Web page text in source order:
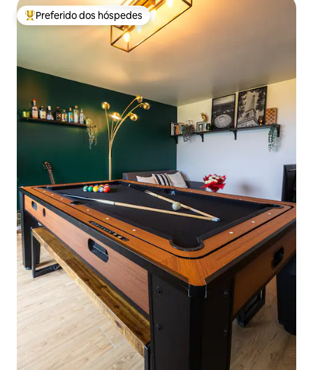
Entre os melhores preferidos dos hóspedes
Preferido dos hóspedes